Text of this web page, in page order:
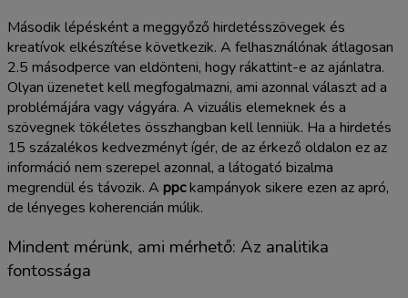
Második lépésként a meggyőző hirdetésszövegek és
kreatívok elkészítése következik. A felhasználónak átlagosan
2.5 másodperce van eldönteni, hogy rákattint-e az ajánlatra.
Olyan üzenetet kell megfogalmazni, ami azonnal választ ad a
problémájára vagy vágyára. A vizuális elemeknek és a
szövegnek tökéletes összhangban kell lenniük. Ha a hirdetés
15 százalékos kedvezményt ígér, de az érkező oldalon ez az
információ nem szerepel azonnal, a látogató bizalma
megrendül és távozik. A ppckampányok sikere ezen az apró,
de lényeges koherencián múlik.
Mindent mérünk, ami mérhető: Az analitika
fontossága